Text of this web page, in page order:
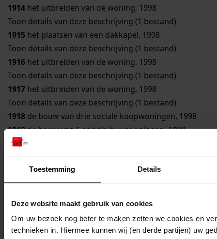
Toestemming Details
Deze website maakt gebruik van cookies
Om uw bezoek nog beter te maken zetten we cookies en
technieken in. Hiermee kunnen wij (en derde partijen) uw
1914 het uitbreiden van de woning, 1998
Toon details van deze beschrijving (1 bestand)
1915 het plaatsen van een dakkapel, 1998
Toon details van deze beschrijving (1 bestand)
1916 het uitbreiden van de woning, 1998
Toon details van deze beschrijving (1 bestand)
1917 het uitbreiden van de woning, 1998
Toon details van deze beschrijving (1 bestand)
1918 de bouw van drie sociale koopwoningen, 1998
1919de bouw van 6 sociale huurwoningen, 1998
1920de bouw van 10 vrije sector koopwoningen, 1998
1921de herbouw van de woning, 1998
Toon details van deze beschrijving (1 bestand)
1922de bouw van een duivenhok, 1998
de bouw van een serre, 1998
Toon details van deze beschrijving (1 bestand)